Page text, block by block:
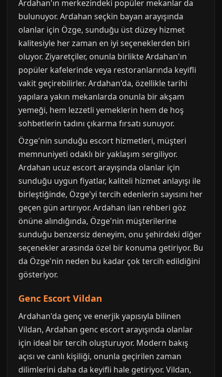
Ardahan'ın merkezindeki popüler mekanlar da
bulunuyor. Ardahan seçkin bayan arayışında
olanlar için Özge, sunduğu üst düzey hizmet
kalitesiyle her zaman en iyi seçeneklerden biri
oluyor. Ziyaretçiler, onunla birlikte Ardahan'ın
popüler kafelerinde veya restoranlarında keyifli
vakit geçirebilirler. Ardahan'da, özellikle tarihi
yapılara yakın mekanlarda onunla bir akşam
yemeği, hem lezzetli yemeklerin hem de hoş
sohbetlerin tadını çıkarma fırsatı sunuyor.
Özge'nin sunduğu escort hizmetleri, müşteri
memnuniyeti odaklı bir yaklaşım sergiliyor.
Ardahan ucuz escort arayışında olanlar için
sunduğu uygun fiyatlar, kaliteli hizmet anlayışı ile
birleştiğinde, Özge'yi tercih edenlerin sayısını her
geçen gün artırıyor. Ardahan ilan rehberi göz
önüne alındığında, Özge'nin müşterilerine
sunduğu benzersiz deneyim, onu şehirdeki diğer
seçenekler arasında özel bir konuma getiriyor. Bu
da Özge'nin neden bu kadar çok tercih edildiğini
gösteriyor.
Genc Escort Vildan
Ardahan'da genç ve enerjik yapısıyla bilinen
Vildan, Ardahan genc escort arayışında olanlar
için ideal bir tercih oluşturuyor. Modern bakış
açısı ve canlı kişiliği, onunla geçirilen zaman
dilimlerini daha da keyifli hale getiriyor. Vildan,